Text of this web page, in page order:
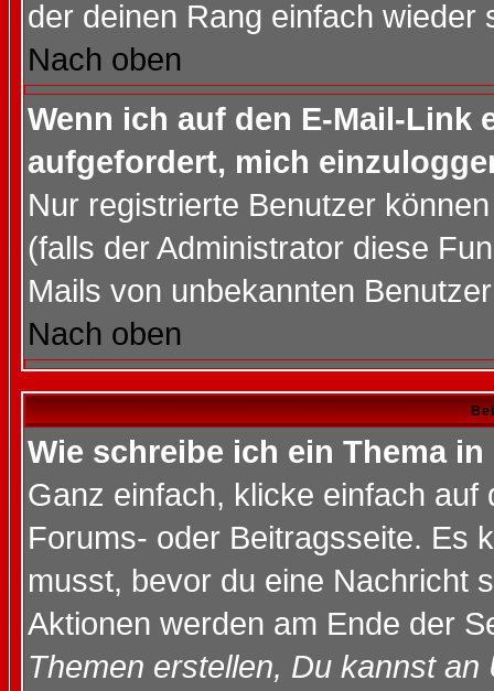
der deinen Rang einfach wieder
Nach oben
Wenn ich auf den E-Mail-Link
aufgefordert, mich
Nur registrierte Benutzer
(falls der Administrator diese
Mails von unbekannten
Nach oben
Wie schreibe ich ein Thema
Ganz einfach, klicke einfach
Forums- oder Beitragsseite. Es
musst, bevor du eine Nachricht
Aktionen werden am Ende der
Themen erstellen, Du kannst